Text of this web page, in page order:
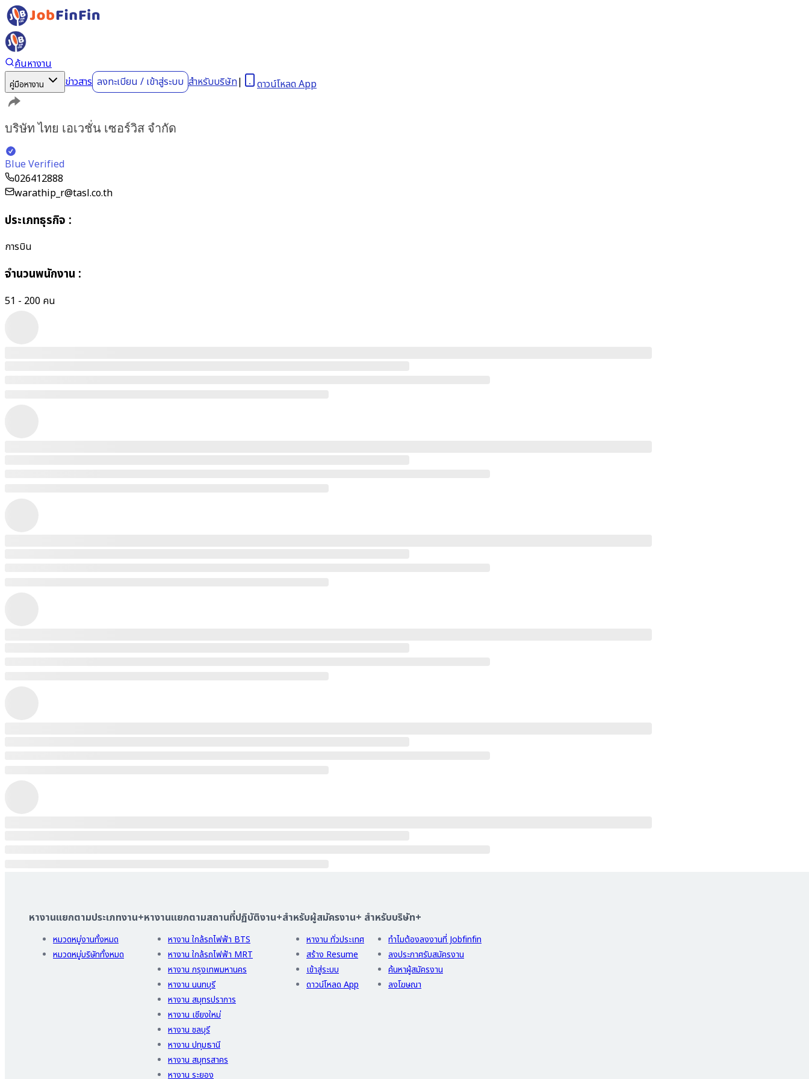
ค้นหางาน
คู่มือหางาน ข่าวสาร ลงทะเบียน / เข้าสู่ระบบ สำหรับบริษัท| ดาวน์โหลด App
บริษัท ไทย เอเวชั่น เซอร์วิส จำกัด
Blue Verified
026412888
warathip_r@tasl.co.th
ประเภทธุรกิจ :
การบิน
จำนวนพนักงาน :
51 - 200 คน
หางานแยกตามประเภทงาน+
หมวดหมู่งานทั้งหมด
หมวดหมู่บริษัททั้งหมด
หางานแยกตามสถานที่ปฏิบัติงาน+
หางาน ใกล้รถไฟฟ้า BTS
หางาน ใกล้รถไฟฟ้า MRT
หางาน กรุงเทพมหานคร
หางาน นนทบุรี
หางาน สมุทรปราการ
หางาน เชียงใหม่
หางาน ชลบุรี
หางาน ปทุมธานี
หางาน สมุทรสาคร
หางาน ระยอง
สำหรับผู้สมัครงาน+
หางาน ทั่วประเทศ
สร้าง Resume
เข้าสู่ระบบ
ดาวน์โหลด App
สำหรับบริษัท+
ทำไมต้องลงงานที่ Jobfinfin
ลงประกาศรับสมัครงาน
ค้นหาผู้สมัครงาน
ลงโฆษณา